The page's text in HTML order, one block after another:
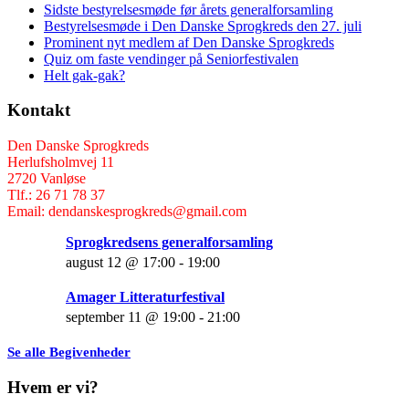
Sidste bestyrelsesmøde før årets generalforsamling
Bestyrelsesmøde i Den Danske Sprogkreds den 27. juli
Prominent nyt medlem af Den Danske Sprogkreds
Quiz om faste vendinger på Seniorfestivalen
Helt gak-gak?
Kontakt
Den Danske Sprogkreds
Herlufsholmvej 11
2720 Vanløse
Tlf.: 26 71 78 37
Email: dendanskesprogkreds@gmail.com
Sprogkredsens generalforsamling
august 12 @ 17:00 - 19:00
Amager Litteraturfestival
september 11 @ 19:00 - 21:00
Se alle Begivenheder
Hvem er vi?